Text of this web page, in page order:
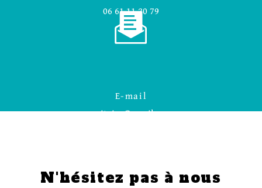
06 61 11 20 79
E-mail
smitoire@gmail.com
N'hésitez pas à nous